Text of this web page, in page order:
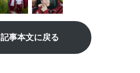
記事本文に戻る